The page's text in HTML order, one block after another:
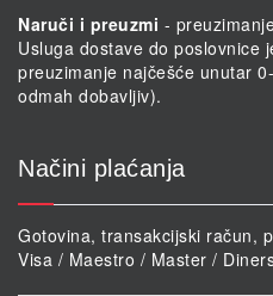
Naruči i preuzmi -
Usluga dostave do poslovnice
preuzimanje najčešće unutar
odmah dobavljiv).
Načini plaćanja
Gotovina, transakcijski račun,
Visa / Maestro / Master /